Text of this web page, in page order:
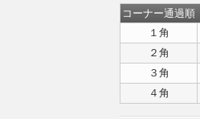
コーナー通過順
１角
２角
３角
４角